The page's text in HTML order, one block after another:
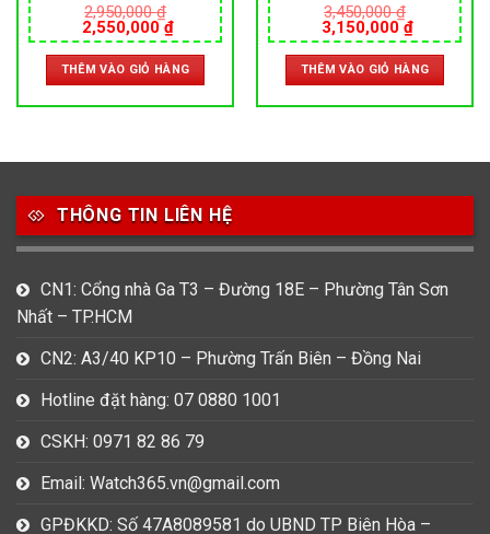
MÁY NHẬT
2,950,000₫
Giá
gốc
là:
2,950,000 ₫.
2,550,000₫Giá
hiện
tại
là:
2,550,000 ₫.
THÊM VÀO GIỎ HÀNG
28MM – MÁY NHẬT
3,450,000₫
Giá
gốc
là:
3,450,000 ₫.
3,150,000₫Giá
hiện
tại
là:
THÊM VÀO GIỎ HÀNG
THÔNG TIN LIÊN HỆ
CN1: Cổng nhà Ga T3 – Đường 18E – Phường Tân Sơn
Nhất – TP.HCM
CN2: A3/40 KP10 – Phường Trấn Biên – Đồng Nai
Hotline đặt hàng: 07 0880 1001
CSKH: 0971 82 86 79
Email: Watch365.vn@gmail.com
GPĐKKD: Số 47A8089581 do UBND TP Biên Hòa –